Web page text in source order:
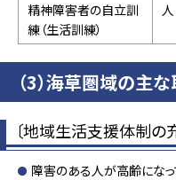
精神障害者の自立訓
練（生活訓練）
人
（3）海草圏域の主
〔地域生活支援体制の
障害のある人が高齢にな